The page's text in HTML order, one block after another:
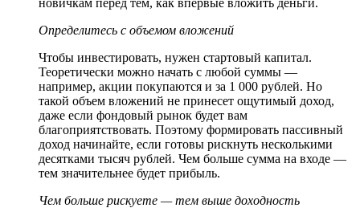
новичкам перед тем, как впервые вложить деньги.
Определитесь с объемом вложений
Чтобы инвестировать, нужен стартовый капитал.
Теоретически можно начать с любой суммы —
например, акции покупаются и за 1 000 рублей. Но
такой объем вложений не принесет ощутимый доход,
даже если фондовый рынок будет вам
благоприятствовать. Поэтому формировать пассивный
доход начинайте, если готовы рискнуть несколькими
десятками тысяч рублей. Чем больше сумма на входе —
тем значительнее будет прибыль.
Чем больше рискуете — тем выше доходность